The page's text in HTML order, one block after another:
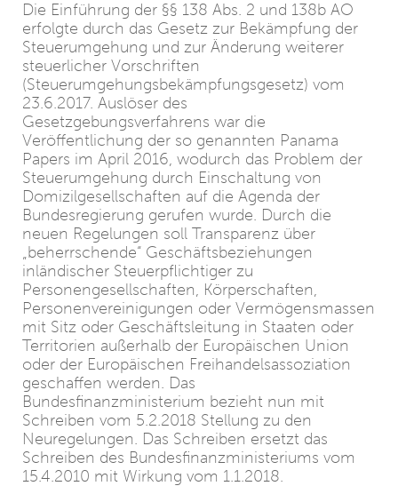
Die Einführung der §§ 138 Abs. 2 und 138b AO
erfolgte durch das Gesetz zur Bekämpfung der
Steuerumgehung und zur Änderung weiterer
steuerlicher Vorschriften
(Steuerumgehungsbekämpfungsgesetz) vom
23.6.2017. Auslöser des
Gesetzgebungsverfahrens war die
Veröffentlichung der so genannten Panama
Papers im April 2016, wodurch das Problem der
Steuerumgehung durch Einschaltung von
Domizilgesellschaften auf die Agenda der
Bundesregierung gerufen wurde. Durch die
neuen Regelungen soll Transparenz über
„beherrschende“ Geschäftsbeziehungen
inländischer Steuerpflichtiger zu
Personengesellschaften, Körperschaften,
Personenvereinigungen oder Vermögensmassen
mit Sitz oder Geschäftsleitung in Staaten oder
Territorien außerhalb der Europäischen Union
oder der Europäischen Freihandelsassoziation
geschaffen werden. Das
Bundesfinanzministerium bezieht nun mit
Schreiben vom 5.2.2018 Stellung zu den
Neuregelungen. Das Schreiben ersetzt das
Schreiben des Bundesfinanzministeriums vom
15.4.2010 mit Wirkung vom 1.1.2018.